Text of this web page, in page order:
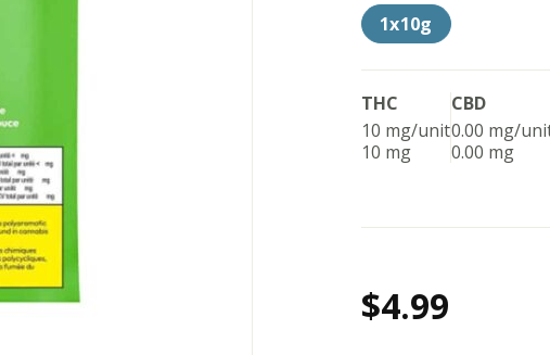
1x10g
THC
10 mg/unit
10 mg
CBD
0.00 mg/
0.00 mg
$4.99